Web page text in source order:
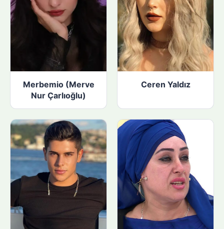
Merbemio (Merve
Nur Çarlıoğlu)
Ceren Yaldız